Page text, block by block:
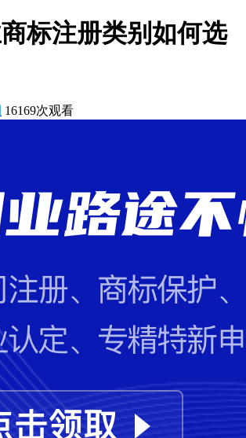
标注册类别如何选
16169次观看